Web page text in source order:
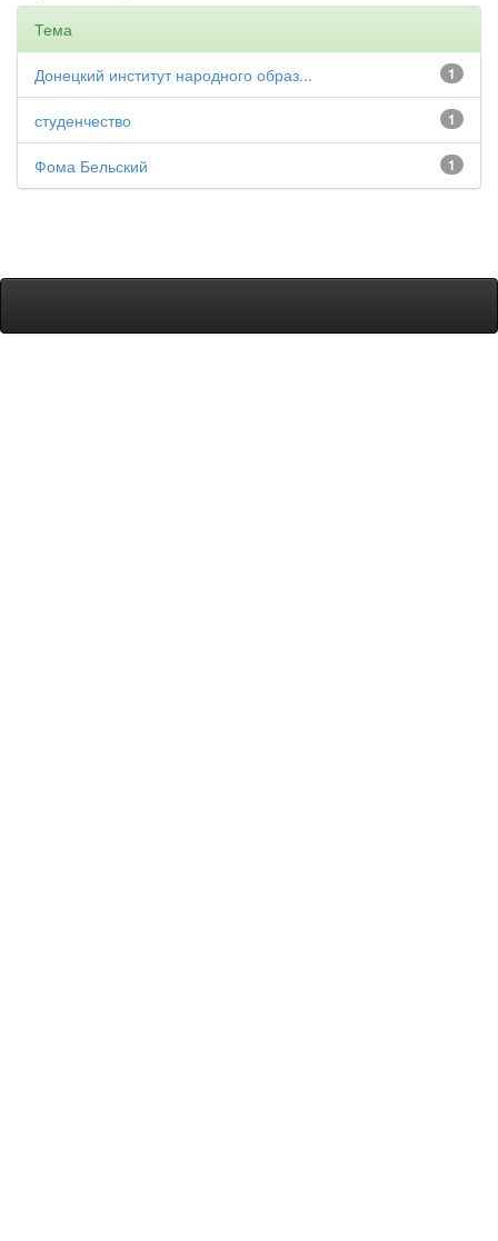
Тема
1
Донецкий институт народного образ...
1
студенчество
1
Фома Бельский